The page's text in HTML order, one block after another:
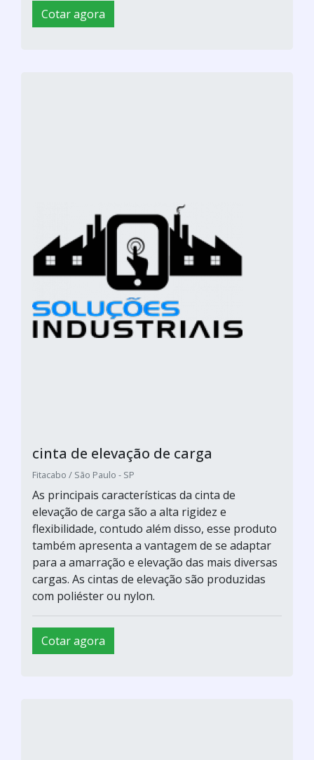
Cotar agora
cinta de elevação de carga
Fitacabo / São Paulo - SP
As principais características da cinta de
elevação de carga são a alta rigidez e
flexibilidade, contudo além disso, esse produto
também apresenta a vantagem de se adaptar
para a amarração e elevação das mais diversas
cargas. As cintas de elevação são produzidas
com poliéster ou nylon.
Cotar agora